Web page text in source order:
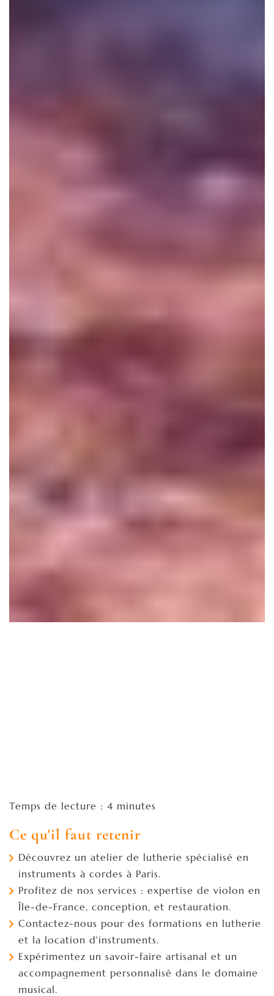
Temps de lecture : 4 minutes
Ce qu'il faut retenir
Découvrez un atelier de lutherie spécialisé en
instruments à cordes à Paris.
Profitez de nos services : expertise de violon en
Île-de-France, conception, et restauration.
Contactez-nous pour des formations en lutherie
et la location d'instruments.
Expérimentez un savoir-faire artisanal et un
accompagnement personnalisé dans le domaine
musical.